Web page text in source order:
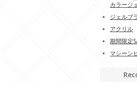
カラージ
ジェルブ
アクリル
期間限定
マシーン